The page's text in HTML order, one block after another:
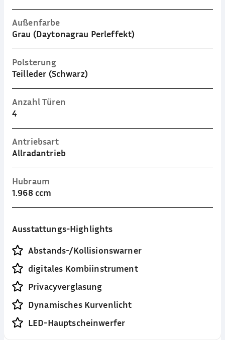
Außenfarbe
Grau (Daytonagrau Perleffekt)
Polsterung
Teilleder (Schwarz)
Anzahl Türen
4
Antriebsart
Allradantrieb
Hubraum
1.968 ccm
Ausstattungs-Highlights
Abstands-/Kollisionswarner
digitales Kombiinstrument
Privacyverglasung
Dynamisches Kurvenlicht
LED-Hauptscheinwerfer